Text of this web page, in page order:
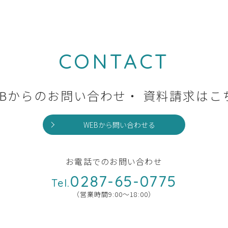
CONTACT
からのお問い合わせ・ 資料請求はこ
WEBから問い合わせる
お電話でのお問い合わせ
Tel.0287-65-0775
（営業時間9:00〜18:00）